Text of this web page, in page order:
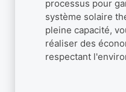
processus pour
système solaire
pleine capacité,
réaliser des
respectant